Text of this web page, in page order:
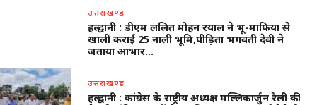
उत्तराखण्ड
हल्द्वानी : डीएम ललित मोहन रयाल ने भू-माफिया से
खाली कराई 25 नाली भूमि,पीड़िता भगवती देवी ने
जताया आभार…
उत्तराखण्ड
हल्द्वानी : कांग्रेस के राष्ट्रीय अध्यक्ष मल्लिकार्जुन रैली की